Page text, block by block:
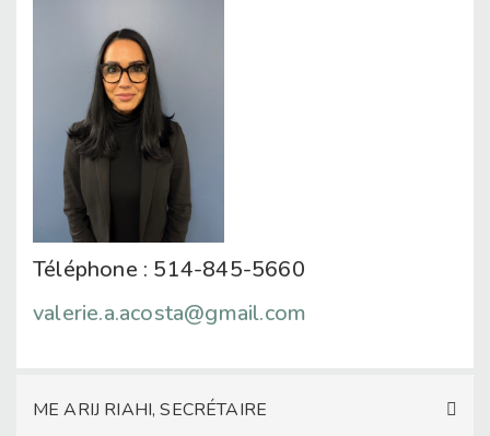
Téléphone : 514-845-5660
valerie.a.acosta@gmail.com
ME ARIJ RIAHI, SECRÉTAIRE